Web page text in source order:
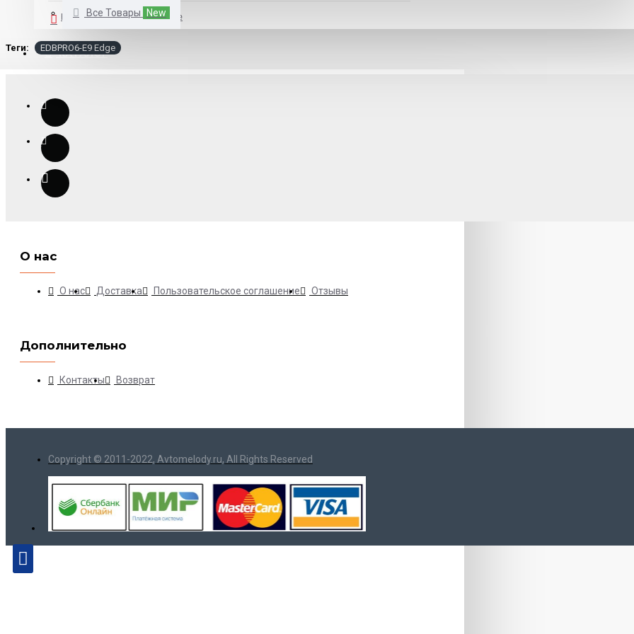
Все Товары New
КАТАЛОГ
В закладки В сравнение
Теги: EDBPRO6-E9 Edge
О нас
О нас Доставка Пользовательское соглашение Отзывы
Дополнительно
Контакты Возврат
Copyright © 2011-2022, Avtomelody.ru, All Rights Reserved